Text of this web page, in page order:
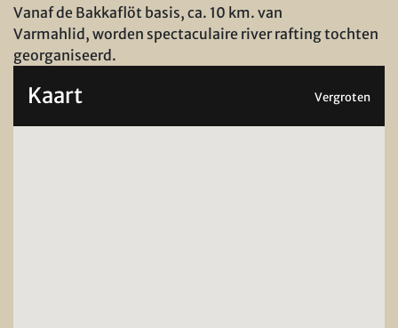
Vanaf de Bakkaflöt basis, ca. 10 km. van
Varmahlid, worden spectaculaire river rafting tochten
georganiseerd.
Kaart Vergroten